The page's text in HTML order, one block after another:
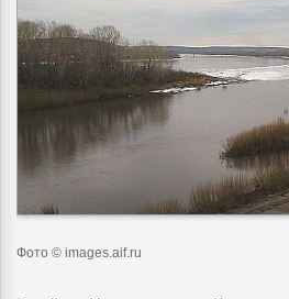
Фото © images.aif.ru